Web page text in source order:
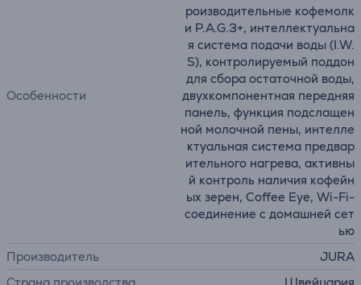
Особенности
роизводительные кофемолк
и P.A.G.3+, интеллектуальна
я система подачи воды (I.W.
S), контролируемый поддон
для сбора остаточной воды,
двухкомпонентная передняя
панель, функция подслащен
ной молочной пены, интелле
ктуальная система предвар
ительного нагрева, активны
й контроль наличия кофейн
ых зерен, Coffee Eye, Wi-Fi-
соединение с домашней сет
ью
Производитель
JURA